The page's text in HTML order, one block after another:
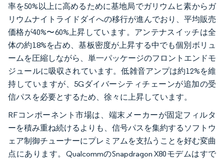
率を50%以上に高めるために基地局でガリウムヒ素からガ
リウムナイトライドダイへの移行が進んでおり、平均販売
価格が40%〜60%上昇しています。アンテナスイッチは全
体の約18%を占め、基板密度が上昇する中でも個別ボリュ
ームを圧縮しながら、単一パッケージのフロントエンドモ
ジュールに吸収されています。低雑音アンプは約12%を維
持していますが、5Gダイバーシティチェーンが追加の受
信パスを必要とするため、徐々に上昇しています。
RFコンポーネント市場は、端末メーカーが固定フィルタ
ーを積み重ね続けるよりも、信号パスを集約するソフトウ
ェア制御チューナーにプレミアムを支払うことを好む変曲
点にあります。QualcommのSnapdragon X80モデムはすで